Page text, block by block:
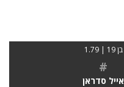
בן 19 | 1.79
#
אייל סדראן